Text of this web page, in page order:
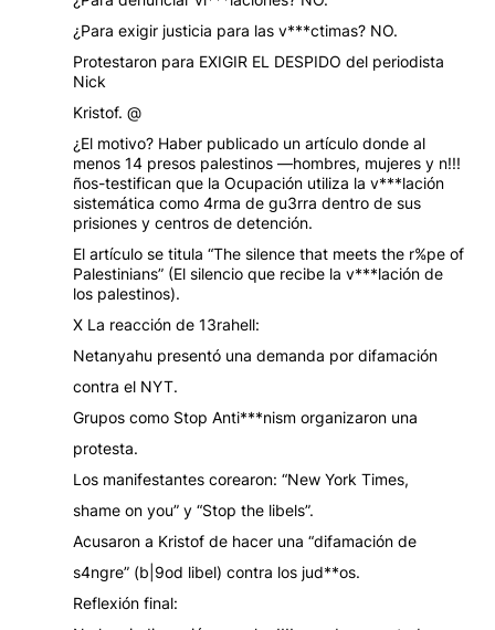
¿Para exigir justicia para las v***ctimas? NO.
Protestaron para EXIGIR EL DESPIDO del periodista
Nick
Kristof. @
¿El motivo? Haber publicado un artículo donde al
menos 14 presos palestinos —hombres, mujeres y n!!!
ños-testifican que la Ocupación utiliza la v***lación
sistemática como 4rma de gu3rra dentro de sus
prisiones y centros de detención.
El artículo se titula “The silence that meets the r%pe of
Palestinians” (El silencio que recibe la v***lación de
los palestinos).
X La reacción de 13rahell:
Netanyahu presentó una demanda por difamación
contra el NYT.
Grupos como Stop Anti***nism organizaron una
protesta.
Los manifestantes corearon: “New York Times,
shame on you” y “Stop the libels”.
Acusaron a Kristof de hacer una “difamación de
s4ngre” (b|9od libel) contra los jud**os.
Reflexión final: